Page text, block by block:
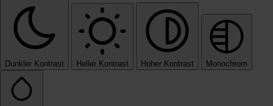
Dunkler Kontrast Heller Kontrast Hoher Kontrast Monochrom